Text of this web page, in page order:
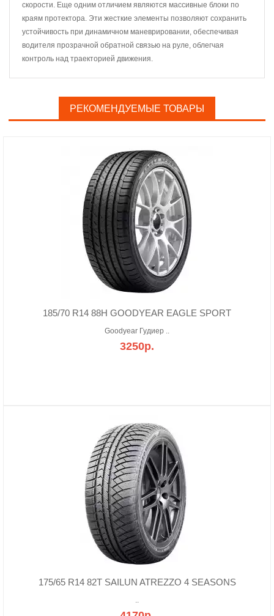
скорости. Еще одним отличием являются массивные блоки по
краям протектора. Эти жесткие элементы позволяют сохранить
устойчивость при динамичном маневрировании, обеспечивая
водителя прозрачной обратной связью на руле, облегчая
контроль над траекторией движения.
РЕКОМЕНДУЕМЫЕ ТОВАРЫ
185/70 R14 88H GOODYEAR EAGLE SPORT
Goodyear Гудиер ..
3250р.
175/65 R14 82T SAILUN ATREZZO 4 SEASONS
..